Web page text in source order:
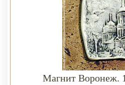
Магнит Воронеж.